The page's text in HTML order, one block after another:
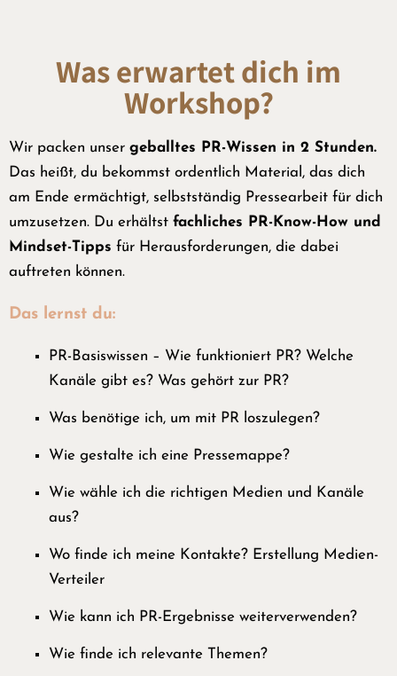
Was erwartet dich im
Workshop?
Wir packen unser geballtes PR-Wissen in 2 Stunden.
Das heißt, du bekommst ordentlich Material, das dich
am Ende ermächtigt, selbstständig Pressearbeit für dich
umzusetzen. Du erhältst fachliches PR-Know-How und
Mindset-Tipps für Herausforderungen, die dabei
auftreten können.
Das lernst du:
PR-Basiswissen – Wie funktioniert PR? Welche
Kanäle gibt es? Was gehört zur PR?
Was benötige ich, um mit PR loszulegen?
Wie gestalte ich eine Pressemappe?
Wie wähle ich die richtigen Medien und Kanäle
aus?
Wo finde ich meine Kontakte? Erstellung Medien-
Verteiler
Wie kann ich PR-Ergebnisse weiterverwenden?
Wie finde ich relevante Themen?